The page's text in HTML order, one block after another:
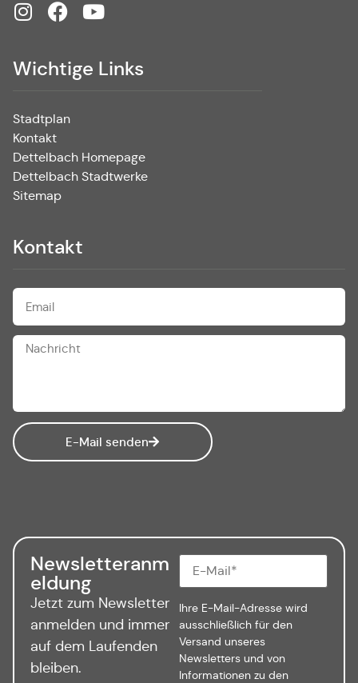
Wichtige Links
Stadtplan
Kontakt
Dettelbach Homepage
Dettelbach Stadtwerke
Sitemap
Kontakt
E-Mail senden
Newsletteranm
eldung
Jetzt zum Newsletter
anmelden und immer
auf dem Laufenden
bleiben.
Ihre E-Mail-Adresse wird
ausschließlich für den
Versand unseres
Newsletters und von
Informationen zu den